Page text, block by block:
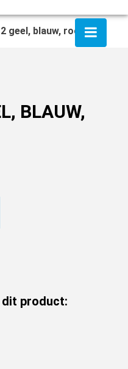
geel, blauw, rood
BLAUW,
dit product: